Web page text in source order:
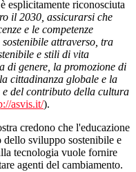
esplicitamente riconosciuta
il 2030, assicurarsi che
e le competenze
attraverso, tra
e stili di vita
di genere, la promozione di
cittadinanza globale e la
del contributo della cultura
asvis.it/).
credono che l'educazione
sviluppo sostenibile e
tecnologia vuole fornire
agenti del cambiamento.